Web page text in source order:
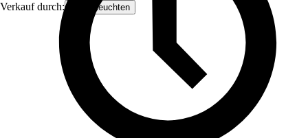
Verkauf durch: Näve Leuchten